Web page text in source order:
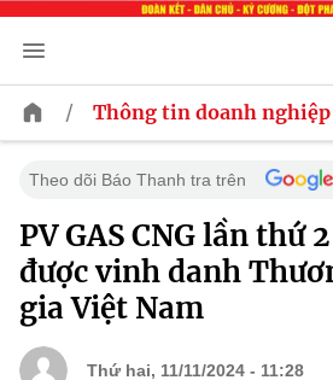
/ Thông tin doanh nghiệp
Theo dõi Báo Thanh tra trên
PV GAS CNG lần thứ
được vinh danh
gia Việt Nam
Thứ hai, 11/11/2024 - 11:28